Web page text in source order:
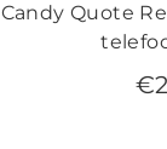
Candy Quote
€